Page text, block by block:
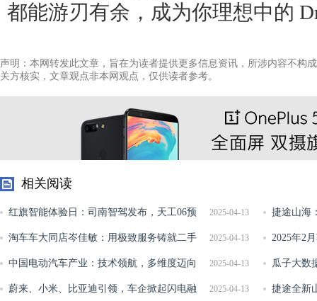
都能游刃有余，成为你理想中的
声明：本网转发此文章，旨在为读者提供更多信息资讯，所涉内容不构
关方核实，文章观点非本网观点，仅供读者参考。
相关阅读
2025-04-13
红旗智能体验日：司南智驾发布，天工06预
售18.48万起
捷途山海
标杆
2025-04-13
淘车车大同店岑佳敏：用极致服务铸就二手
车口碑传奇
2025年2
较量
2025-04-13
中国电动汽车产业：技术领航，多维度迈向
高质量发展
瓜子大数
手正当时
2025-04-13
蔚来、小米、比亚迪引领，车企掀起闪电融 捷途全新